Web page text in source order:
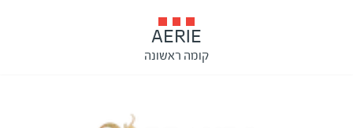
AERIE
קומה ראשונה